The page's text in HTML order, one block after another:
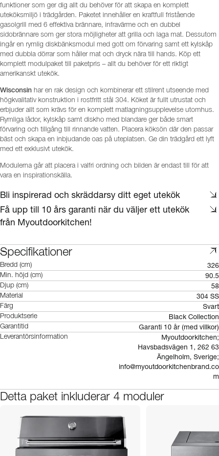
funktioner som ger dig allt du behöver för att skapa en komplett
uteköksmiljö i trädgården. Paketet innehåller en kraftfull fristående
gasolgrill med 6 effektiva brännare, infravärme och en dubbel
sidobrännare som ger stora möjligheter att grilla och laga mat. Dessutom
ingår en rymlig diskbänksmodul med gott om förvaring samt ett kylskåp
med dubbla dörrar som håller mat och dryck nära till hands. Köp ett
komplett modulpaket till paketpris – allt du behöver för ett riktigt
amerikanskt utekök.
Wisconsin har en rak design och kombinerar ett stilrent utseende med
högkvalitativ konstruktion i rostfritt stål 304. Köket är fullt utrustat och
erbjuder allt som krävs för en komplett matlagningsupplevelse utomhus.
Rymliga lådor, kylskåp samt diskho med blandare ger både smart
förvaring och tillgång till rinnande vatten. Placera köksön där den passar
bäst och skapa en inbjudande oas på uteplatsen. Ge din trädgård ett lyft
med ett exklusivt utekök.
Modulerna går att placera i valfri ordning och bilden är endast till för att
vara en inspirationskälla.
Bli inspirerad och skräddarsy ditt eget utekök
Få upp till 10 års garanti när du väljer ett utekök
från Myoutdoorkitchen!
Specifikationer
Bredd (cm) 326
Min. höjd (cm) 90.5
Djup (cm) 58
Material 304 SS
Färg Svart
Produktserie Black Collection
Garantitid Garanti 10 år (med villkor)
Leverantörsinformation
Myoutdoorkitchen;
Havsbadsvägen 1, 262 63
Ängelholm, Sverige;
info@myoutdoorkitchenbrand.co
m
Detta paket inkluderar 4 moduler